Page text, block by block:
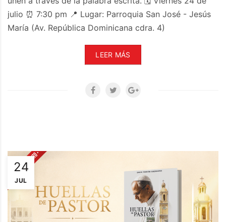
julio ⏰ 7:30 pm 📍 Lugar: Parroquia San José - Jesús
María (Av. República Dominicana cdra. 4)
LEER MÁS
24
JUL